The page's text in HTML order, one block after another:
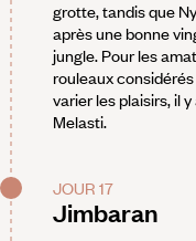
grotte, tandis que
après une bonne
jungle. Pour les
rouleaux
varier les plaisirs, il
Melasti.
JOUR 17
Jimbaran